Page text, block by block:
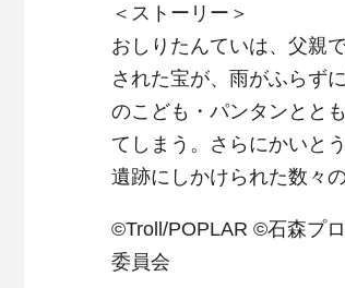
＜ストーリー＞
おしりたんていは、父親
された宝が、雨がふらず
のこども・パンタンとと
てしまう。さらにかいと
遺跡にしかけられた数々
©Troll/POPLAR ©石森プ
委員会